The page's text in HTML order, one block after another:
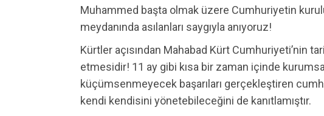
Muhammed başta olmak üzere Cumhuriyetin
meydanında asılanları saygıyla anıyoruz!
Kürtler açısından Mahabad Kürt Cumhuriyeti’nin
etmesidir! 11 ay gibi kısa bir zaman içinde
küçümsenmeyecek başarıları gerçekleştiren
kendi kendisini yönetebileceğini de kanıtlamıştır.